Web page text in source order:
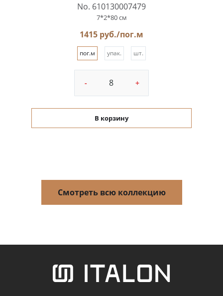
No. 610130007479
7*2*80 см
1415 руб./пог.м
пог.м упак. шт.
- +
В корзину
Смотреть всю коллекцию